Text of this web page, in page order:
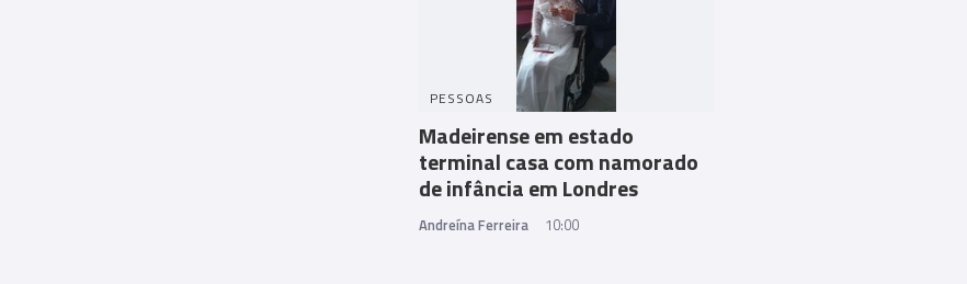
PESSOAS
Madeirense em estado
terminal casa com namorado
de infância em Londres
Andreína Ferreira 10:00